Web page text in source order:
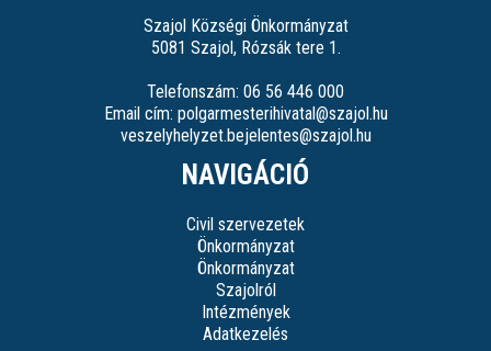
Szajol Községi Önkormányzat
5081 Szajol, Rózsák tere 1.
Telefonszám: 06 56 446 000
Email cím: polgarmesterihivatal@szajol.hu
veszelyhelyzet.bejelentes@szajol.hu
NAVIGÁCIÓ
Civil szervezetek
Önkormányzat
Önkormányzat
Szajolról
Intézmények
Adatkezelés